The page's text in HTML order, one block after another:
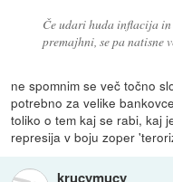
Če udari huda inflacija in
premajhni, se pa natisne
ne spomnim se več točno
potrebno za velike
toliko o tem kaj se rabi, kaj
represija v boju zoper
krucymucy